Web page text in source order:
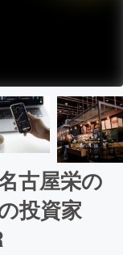
古屋栄の
投資家